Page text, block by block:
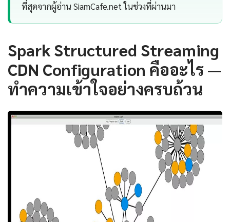
ที่สุดจากผู้อ่าน SiamCafe.net ในช่วงที่ผ่านมา
Spark Structured Streaming
CDN Configuration คืออะไร —
ทำความเข้าใจอย่างครบถ้วน